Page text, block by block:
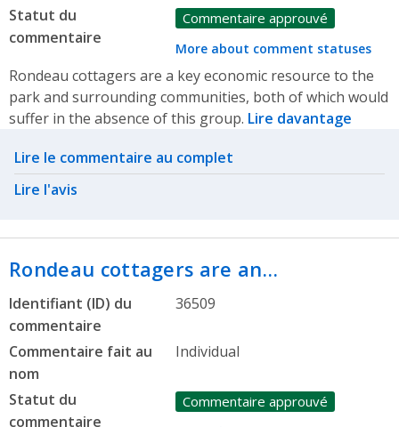
Statut du
commentaire
Commentaire approuvé
More about comment statuses
Rondeau cottagers are a key economic resource to the
park and surrounding communities, both of which would
suffer in the absence of this group. Lire davantage
Related actions
Lire le commentaire au complet
Lire l'avis
Rondeau cottagers are an…
Identifiant (ID) du
commentaire
36509
Commentaire fait au
nom
Individual
Statut du
commentaire
Commentaire approuvé